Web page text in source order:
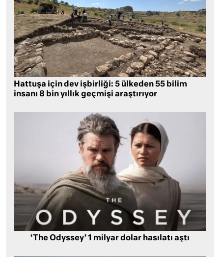
Hattuşa için dev işbirliği: 5 ülkeden 55 bilim
insanı 8 bin yıllık geçmişi araştırıyor
‘The Odyssey’ 1 milyar dolar hasılatı aştı